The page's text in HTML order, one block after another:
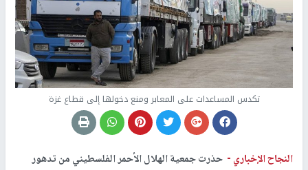
تكدس المساعدات على المعابر ومنع دخولها إلى قطاع غزة
النجاح الإخباري - حذرت جمعية الهلال الأحمر الفلسطيني من تدهور